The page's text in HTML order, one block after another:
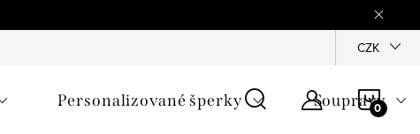
Jak
CZK
Personalizované šperky Soupravy